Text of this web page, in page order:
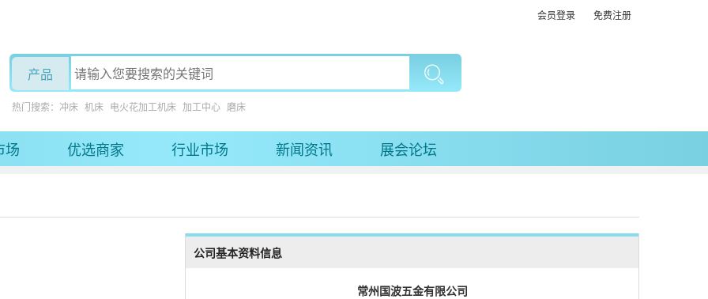
会员登录 免费注册
热门搜索： 冲床 机床 电火花加工机床 加工中心 磨床
场 优选商家 行业市场 新闻资讯 展会论坛
公司基本资料信息
常州国波五金有限公司